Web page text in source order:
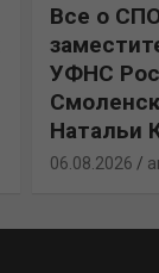
Все о
УФНС
Натальи
06.08.2026